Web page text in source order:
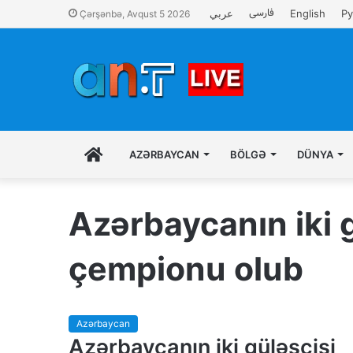
Çərşənbə, Avqust 5 2026 عربي فارسی English
İLK AZƏRBAYCAN BÖLGƏ DÜNYA
Azərbaycanın iki
çempionu olub
Azərbaycan
Azərbaycanın iki güləşçisi